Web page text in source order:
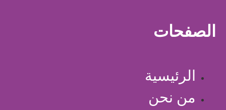
الصفحات
الرئيسية
من نحن